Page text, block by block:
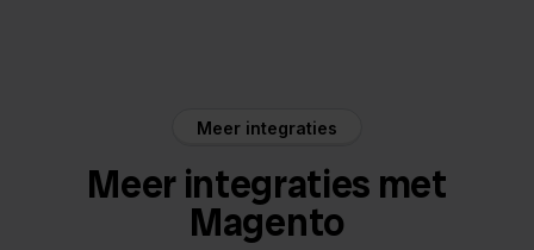
Meer integraties
Meer integraties met
Magento